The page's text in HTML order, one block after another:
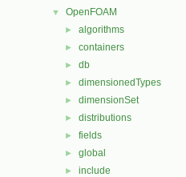
▼ OpenFOAM
► algorithms
► containers
► db
► dimensionedTypes
► dimensionSet
► distributions
► fields
► global
► include